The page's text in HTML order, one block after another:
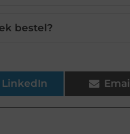
bestel?
LinkedIn Email